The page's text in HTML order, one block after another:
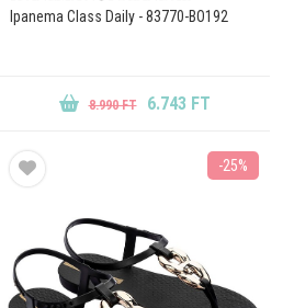
Ipanema Class Daily - 83770-BO192
8.990 FT 6.743 FT
-25%